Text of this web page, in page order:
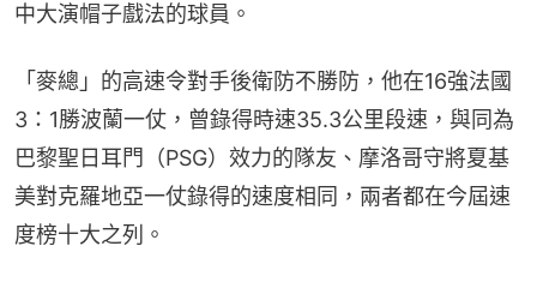
中大演帽子戲法的球員。
「麥總」的高速令對手後衛防不勝防，他在16強法國
3：1勝波蘭一仗，曾錄得時速35.3公里段速，與同為
巴黎聖日耳門（PSG）效力的隊友、摩洛哥守將夏基
美對克羅地亞一仗錄得的速度相同，兩者都在今屆速
度榜十大之列。